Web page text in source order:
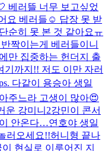
베러뜰 너무 보고싶었
요 베러들☺️ 답장 못 받
순히 못 본 것 같아요ㅠ
짝이는게 베러들이니
만 집중하는 헌더지 출
기까지!! 저도 이만 자러
다같이 용승아 생일
주느라 고생이 많아😍
운 강미니2강민이 콘서
안온다…연호야 생일
러오세요!!허니형 끝나
현실로 이루어진 지